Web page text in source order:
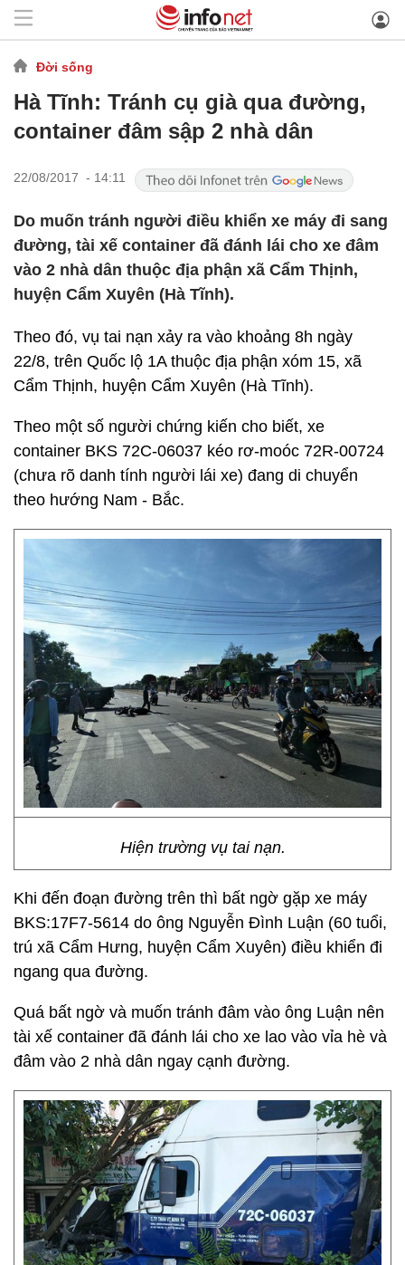
Đời sống
Hà Tĩnh: Tránh cụ già qua đường,
container đâm sập 2 nhà dân
22/08/2017 - 14:11
Do muốn tránh người điều khiển xe máy đi sang
đường, tài xế container đã đánh lái cho xe đâm
vào 2 nhà dân thuộc địa phận xã Cẩm Thịnh,
huyện Cẩm Xuyên (Hà Tĩnh).
Theo đó, vụ tai nạn xảy ra vào khoảng 8h ngày
22/8, trên Quốc lộ 1A thuộc địa phận xóm 15, xã
Cẩm Thịnh, huyện Cẩm Xuyên (Hà Tĩnh).
Theo một số người chứng kiến cho biết, xe
container BKS 72C-06037 kéo rơ-moóc 72R-00724
(chưa rõ danh tính người lái xe) đang di chuyển
theo hướng Nam - Bắc.
Hiện trường vụ tai nạn.
Khi đến đoạn đường trên thì bất ngờ gặp xe máy
BKS:17F7-5614 do ông Nguyễn Đình Luận (60 tuổi,
trú xã Cẩm Hưng, huyện Cẩm Xuyên) điều khiển đi
ngang qua đường.
Quá bất ngờ và muốn tránh đâm vào ông Luận nên
tài xế container đã đánh lái cho xe lao vào vỉa hè và
đâm vào 2 nhà dân ngay cạnh đường.